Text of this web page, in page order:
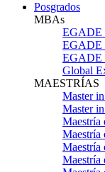
Posgrados
MBAs
EGADE
EGADE
EGADE
Global
MAESTRÍAS
Master
Master
Maestría
Maestría
Maestría
Maestría